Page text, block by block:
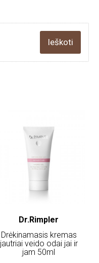
Dr.Rimpler
Drėkinamasis kremas
jautriai veido odai jai ir
jam 50ml